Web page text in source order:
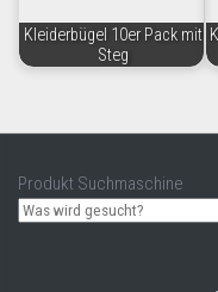
Kleiderbügel 10er Pack mit
Steg
Produkt Suchmaschine